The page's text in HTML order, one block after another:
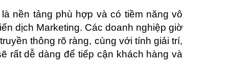
nền tảng phù hợp và có tiềm năng vô
dịch Marketing. Các doanh nghiệp giờ
thông rõ ràng, cùng với tính giải trí,
rất dễ dàng để tiếp cận khách hàng và